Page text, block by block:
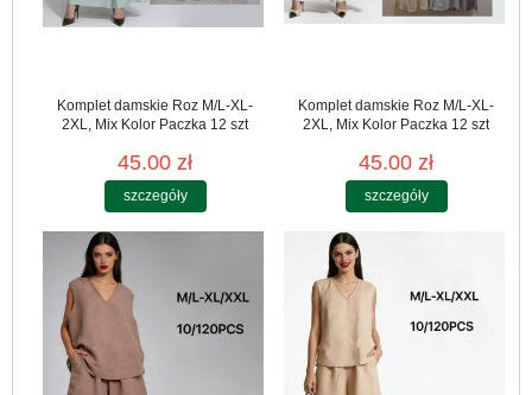
Komplet damskie Roz M/L-XL-
2XL, Mix Kolor Paczka 12 szt
45.00 zł
szczegóły
Komplet damskie Roz M/L-XL-
2XL, Mix Kolor Paczka 12 szt
45.00 zł
szczegóły